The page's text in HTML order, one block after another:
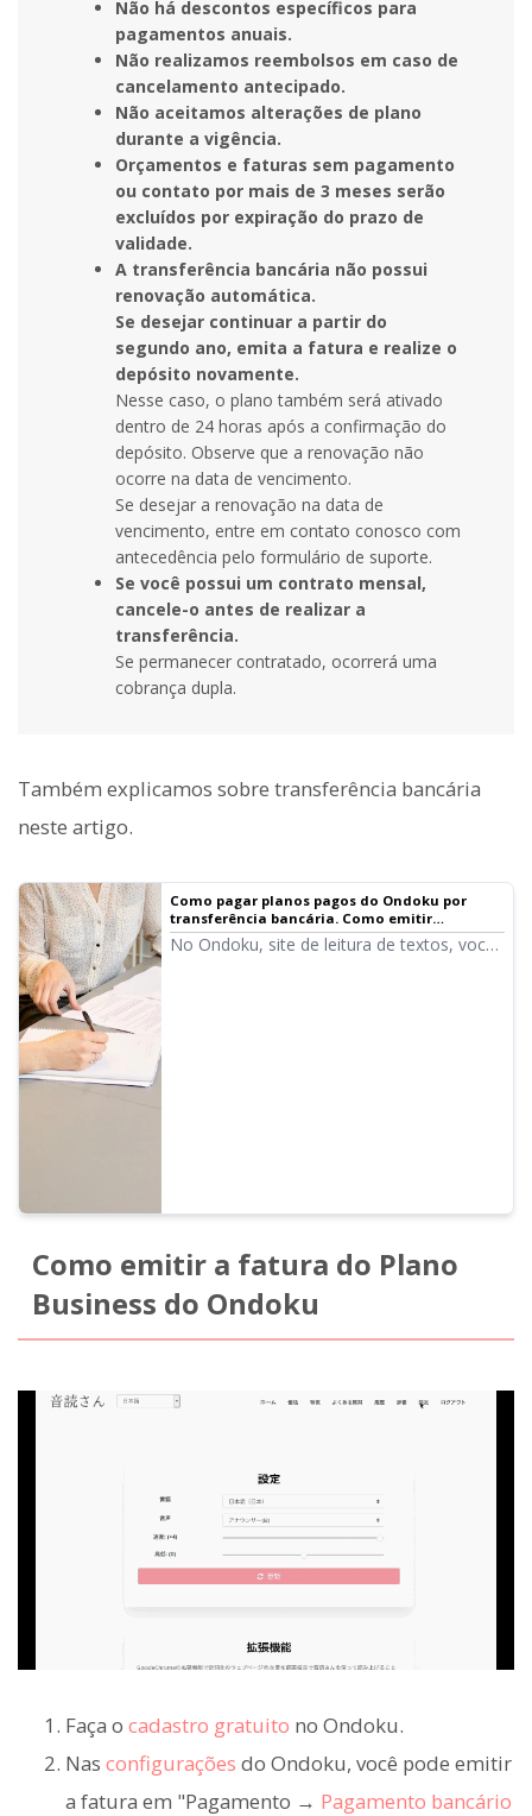
Não há descontos específicos para
pagamentos anuais.
Não realizamos reembolsos em caso de
cancelamento antecipado.
Não aceitamos alterações de plano
durante a vigência.
Orçamentos e faturas sem pagamento
ou contato por mais de 3 meses serão
excluídos por expiração do prazo de
validade.
A transferência bancária não possui
renovação automática.
Se desejar continuar a partir do
segundo ano, emita a fatura e realize o
depósito novamente.
Nesse caso, o plano também será ativado
dentro de 24 horas após a confirmação do
depósito. Observe que a renovação não
ocorre na data de vencimento.
Se desejar a renovação na data de
vencimento, entre em contato conosco com
antecedência pelo formulário de suporte.
Se você possui um contrato mensal,
cancele-o antes de realizar a
transferência.
Se permanecer contratado, ocorrerá uma
cobrança dupla.
Também explicamos sobre transferência bancária
neste artigo.
Como pagar planos pagos do Ondoku por
transferência bancária. Como emitir
orçamentos e faturas. Sobre recibos |
Software de leitura de texto Ondoku
No Ondoku, site de leitura de textos, você
Como emitir a fatura do Plano
Business do Ondoku
Faça o cadastro gratuito no Ondoku.
Nas configurações do Ondoku, você pode emitir
a fatura em "Pagamento → Pagamento bancário